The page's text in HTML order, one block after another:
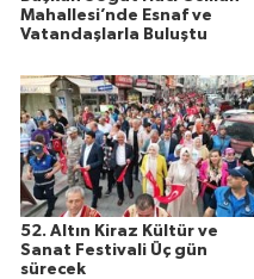
Mahallesi’nde Esnaf ve
Vatandaşlarla Buluştu
52. Altın Kiraz Kültür ve
Sanat Festivali Üç gün
sürecek